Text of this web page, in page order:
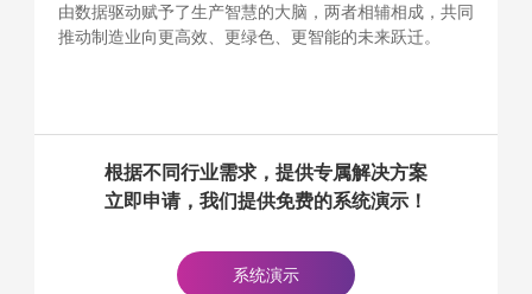
由数据驱动赋予了生产智慧的大脑，两者相辅相成，共同
推动制造业向更高效、更绿色、更智能的未来跃迁。
根据不同行业需求，提供专属解决方案
立即申请，我们提供免费的系统演示！
系统演示